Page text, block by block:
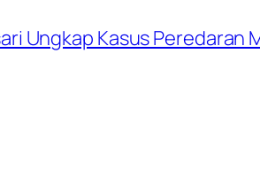
Ungkap Kasus Peredaran